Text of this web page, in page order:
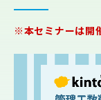
※本セミナーは開